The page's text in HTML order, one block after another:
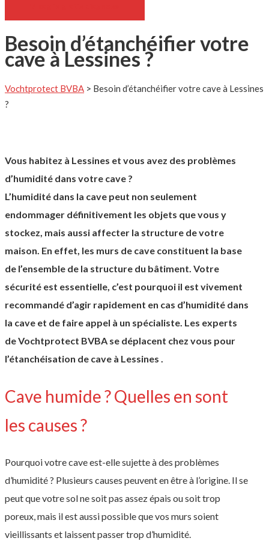
Besoin d’étanchéifier votre
cave à Lessines ?
Vochtprotect BVBA > Besoin d’étanchéifier votre cave à Lessines
?
Vous habitez à Lessines et vous avez des problèmes
d’humidité dans votre cave ?
L’humidité dans la cave peut non seulement
endommager définitivement les objets que vous y
stockez, mais aussi affecter la structure de votre
maison. En effet, les murs de cave constituent la base
de l’ensemble de la structure du bâtiment. Votre
sécurité est essentielle, c’est pourquoi il est vivement
recommandé d’agir rapidement en cas d’humidité dans
la cave et de faire appel à un spécialiste. Les experts
de Vochtprotect BVBA se déplacent chez vous pour
l’étanchéisation de cave à Lessines .
Cave humide ? Quelles en sont
les causes ?
Pourquoi votre cave est-elle sujette à des problèmes
d’humidité ? Plusieurs causes peuvent en être à l’origine. Il se
peut que votre sol ne soit pas assez épais ou soit trop
poreux, mais il est aussi possible que vos murs soient
vieillissants et laissent passer trop d’humidité.